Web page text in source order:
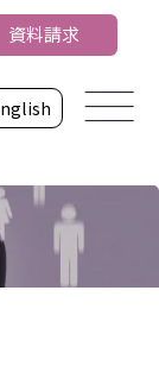
資料請求